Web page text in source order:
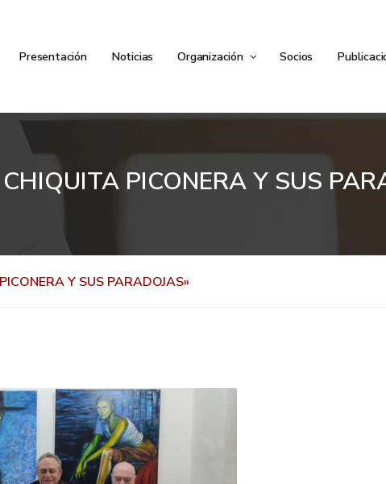
Presentación Noticias Organización Socios
PICONERA Y SUS
Y SUS PARADOJAS»